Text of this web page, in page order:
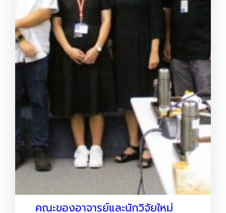
คณะของอาจารย์และนักวิจัยใหม่